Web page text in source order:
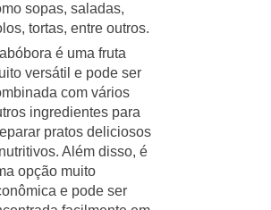
sopas, saladas,
tortas, entre outros.
é uma fruta
versátil e pode ser
com vários
ingredientes para
pratos deliciosos
Além disso, é
opção muito
e pode ser